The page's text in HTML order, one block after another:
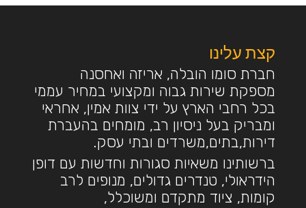
קצת עלינו
חברת סומו הובלה, אריזה ואחסנה
מספקת שירות גבוה ומקצועי במחיר עממי
בכל רחבי הארץ על ידי צוות אמין, אחראי
ומבריק בעל ניסיון רב, מומחים בהעברת
דירות,בתים,משרדים ובתי עסק.
ברשותינו משאיות סגורות וחדשות עם דופן
הידראולי, טנדרים גדולים, מנופים לרב
קומות, ציוד מתקדם ומשוכלל,